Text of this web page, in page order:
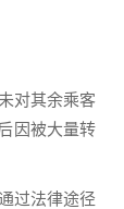
对其余乘客
因被大量转
过法律途径